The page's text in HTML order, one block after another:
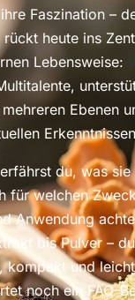
Faszination –
heute ins
Lebensweise:
Ebenen
du, was
für welchen
Anwendung
bis Pulver –
kompakt und
noch ein FAQ-